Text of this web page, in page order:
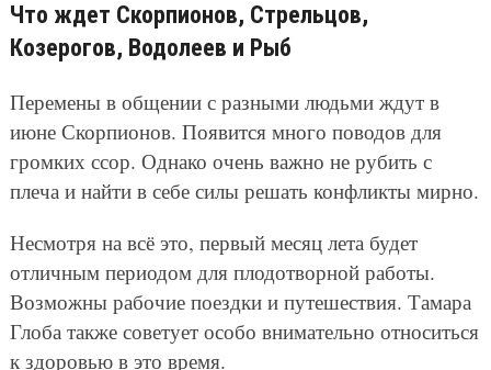
Что ждет Скорпионов, Стрельцов,
Козерогов, Водолеев и Рыб
Перемены в общении с разными людьми ждут в
июне Скорпионов. Появится много поводов для
громких ссор. Однако очень важно не рубить с
плеча и найти в себе силы решать конфликты мирно.
Несмотря на всё это, первый месяц лета будет
отличным периодом для плодотворной работы.
Возможны рабочие поездки и путешествия. Тамара
Глоба также советует особо внимательно относиться
к здоровью в это время.